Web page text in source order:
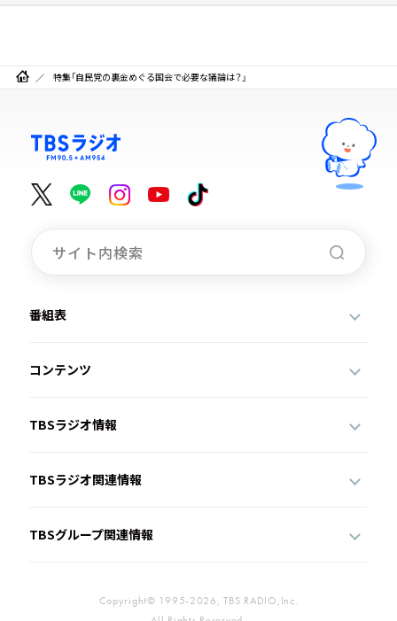
特集「自民党の裏金めぐる国会で必要な議論は？」
番組表
コンテンツ
TBSラジオ情報
TBSラジオ関連情報
TBSグループ関連情報
Copyright© 1995-2026, TBS RADIO,Inc.